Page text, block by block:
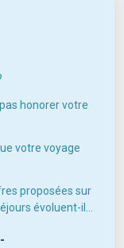
honorer votre
votre voyage
proposées sur
évoluent-ils